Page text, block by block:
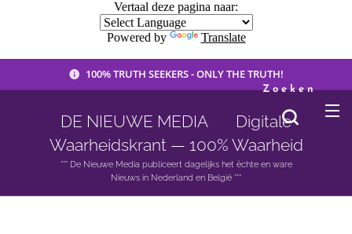
Vertaal deze pagina naar:
Powered by Translate
100% TRUTH SEEKERS - ONLY THE TRUTH!
DE NIEUWE MEDIA 🟣 Digitale
Waarheidskrant — 100% Waarheid
*** De Nieuwe Media publiceert dagelijks het èchte en ware
Nieuws in Nederland en België ***
Zoeken